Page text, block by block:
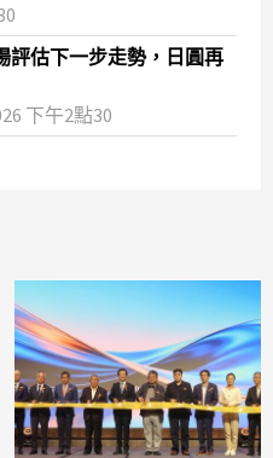
評估下一步走勢，日圓再
下午2點30